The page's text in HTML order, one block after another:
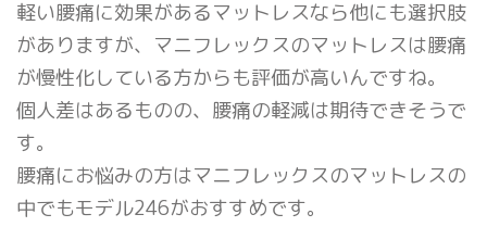
軽い腰痛に効果があるマットレスなら他にも選択肢
がありますが、マニフレックスのマットレスは腰痛
が慢性化している方からも評価が高いんですね。
個人差はあるものの、腰痛の軽減は期待できそうで
す。
腰痛にお悩みの方はマニフレックスのマットレスの
中でもモデル246がおすすめです。